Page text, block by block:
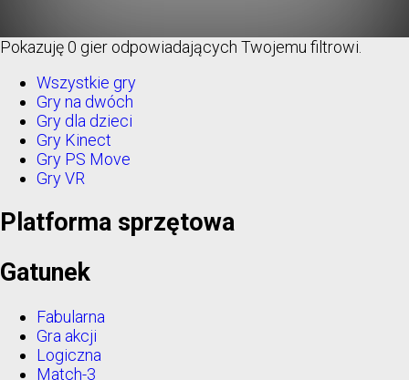
Pokazuję0 gier odpowiadających Twojemu filtrowi.
Wszystkie gry
Gry na dwóch
Gry dla dzieci
Gry Kinect
Gry PS Move
Gry VR
Platforma sprzętowa
Gatunek
Fabularna
Gra akcji
Logiczna
Match-3